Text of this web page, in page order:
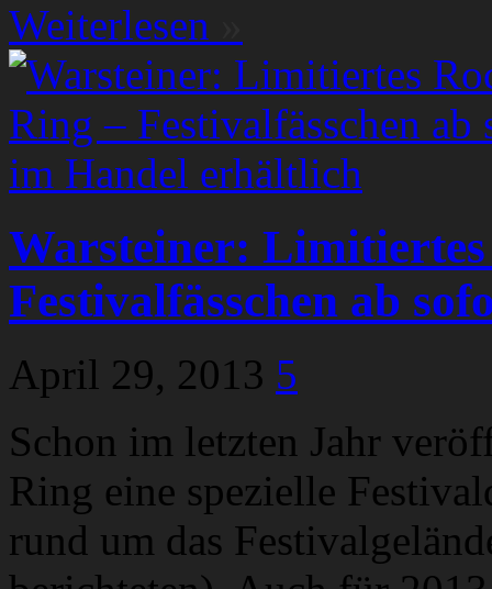
Weiterlesen
Warsteiner:
Festivalfässchen ab
April 29, 2013 5
Schon im letzten Jahr
Ring eine spezielle
rund um das